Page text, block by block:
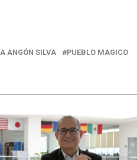
ANGÓN SILVA
PUEBLO MAGICO